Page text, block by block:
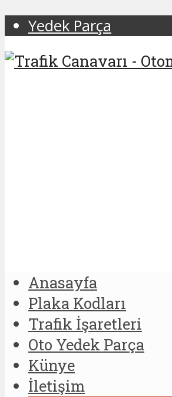
Yedek Parça
Anasayfa
Plaka Kodları
Trafik İşaretleri
Oto Yedek Parça
Künye
İletişim